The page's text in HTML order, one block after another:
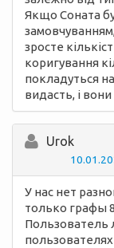
Якщо Соната
зросте
коригування
покладуться
видасть, і
Urok
У нас нет
только графы